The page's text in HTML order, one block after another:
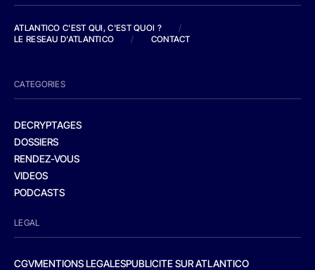
ATLANTICO C'EST QUI, C'EST QUOI ?
/
LE RESEAU D'ATLANTICO
/ CONTACT
CATEGORIES
DECRYPTAGES
DOSSIERS
RENDEZ-VOUS
VIDEOS
PODCASTS
LEGAL
CGVMENTIONS LEGALESPUBLICITE SUR ATLANTICO